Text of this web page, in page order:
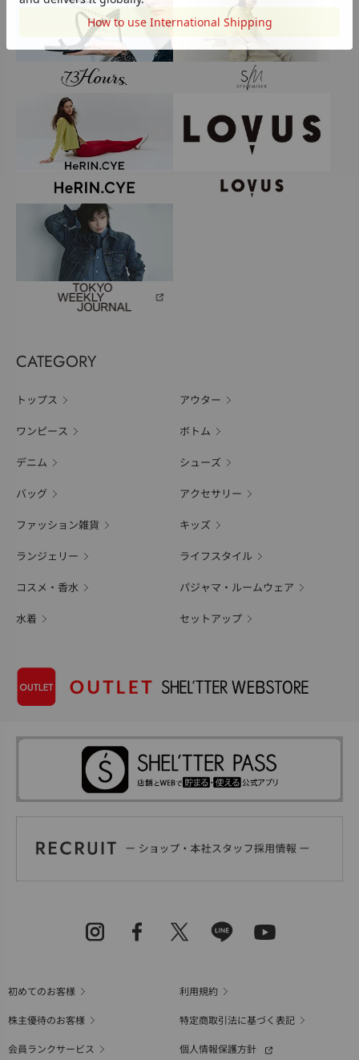
CATEGORY
トップス アウター
ワンピース ボトム
デニム シューズ
バッグ アクセサリー
ファッション雑貨 キッズ
ランジェリー ライフスタイル
コスメ・香水 パジャマ・ルームウェア
水着 セットアップ
初めてのお客様
利用規約
株主優待のお客様
特定商取引法に基づく表記
会員ランクサービス
個人情報保護方針